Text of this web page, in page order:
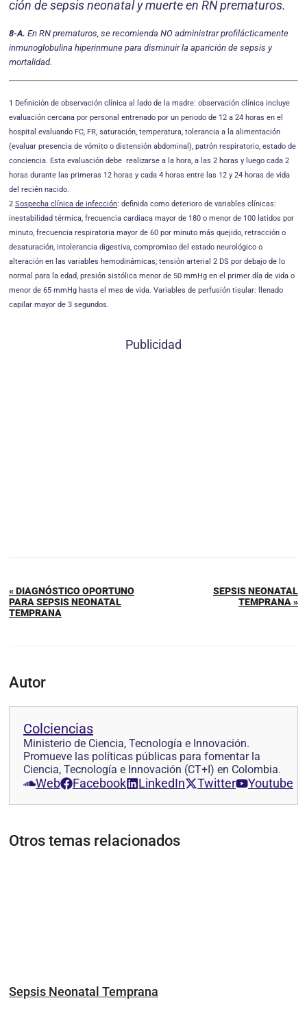
ción de sepsis neonatal y muerte en RN prematuros.
8-A. En RN prematuros, se recomienda NO adminis­trar profilácticamente
inmunoglobulina hiperinmune para disminuir la aparición de sepsis y
mortalidad.
1 Definición de observación clínica al lado de la madre: observación clínica incluye
evaluación cercana por personal entrenado por un periodo de 12 a 24 horas en el
hospital evaluando FC, FR, saturación, temperatura, tolerancia a la alimentación
(evaluar presencia de vómito o distensión abdominal), patrón respiratorio, estado de
conciencia. Esta evaluación debe realizarse a la hora, a las 2 horas y luego cada 2
horas durante las primeras 12 horas y cada 4 horas entre las 12 y 24 horas de vida
del recién nacido.
2 Sospecha clínica de infección: definida como deterioro de variables clínicas:
inestabilidad térmica, frecuencia cardiaca mayor de 180 o menor de 100 latidos por
minuto, frecuencia respiratoria mayor de 60 por minuto más quejido, retracción o
desaturación, intolerancia digestiva, compromiso del estado neurológico o
alteración en las variables hemodinámicas; tensión arterial 2 DS por debajo de lo
normal para la edad, presión sistólica menor de 50 mmHg en el primer día de vida o
menor de 65 mmHg hasta el mes de vida. Variables de per­fusión tisular: llenado
capilar mayor de 3 segundos.
Publicidad
« DIAGNÓSTICO OPORTUNO
PARA SEPSIS NEONATAL
TEMPRANA
SEPSIS NEONATAL
TEMPRANA »
Autor
Colciencias
Ministerio de Ciencia, Tecnología e Innovación.
Promueve las políticas públicas para fomentar la
Ciencia, Tecnología e Innovación (CT+I) en Colombia.
Web Facebook LinkedIn Twitter Youtube
Otros temas relacionados
Sepsis Neonatal Temprana